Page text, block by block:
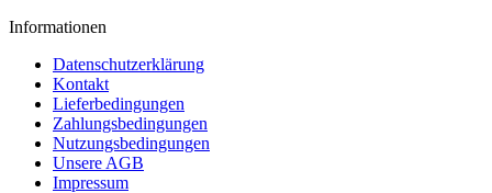
Informationen
Datenschutzerklärung
Kontakt
Lieferbedingungen
Zahlungsbedingungen
Nutzungsbedingungen
Unsere AGB
Impressum